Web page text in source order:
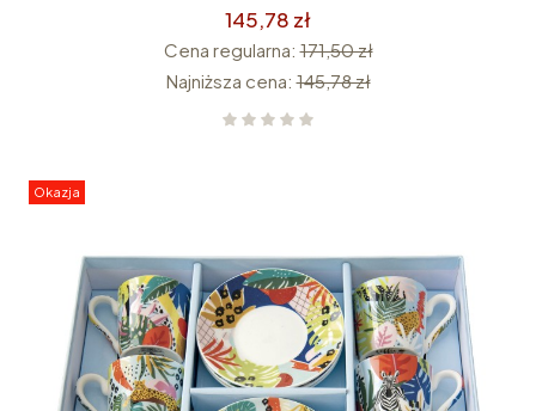
145,78 zł
Cena regularna: 171,50 zł
Najniższa cena: 145,78 zł
Okazja